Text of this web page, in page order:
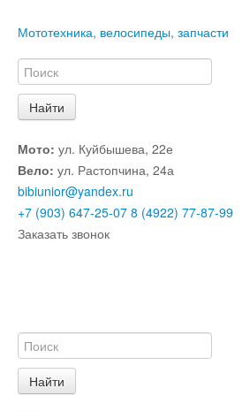
Мототехника, велосипеды, запчасти
Мото: ул. Куйбышева, 22е
Вело: ул. Растопчина, 24а
bibiunior@yandex.ru
+7 (903) 647-25-07 8 (4922) 77-87-99
Заказать звонок